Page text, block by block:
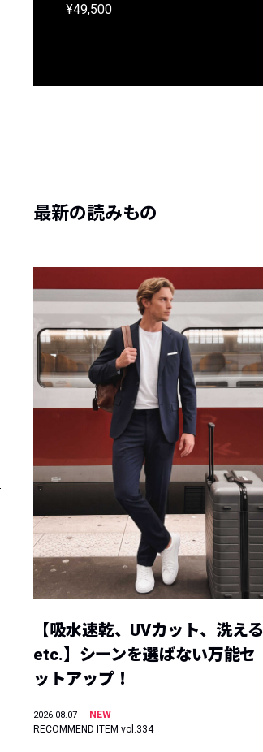
¥49,500
最新の読みもの
【吸水速乾、UVカット、洗える
etc.】シーンを選ばない万能セ
ットアップ！
2026.08.07
NEW
RECOMMEND ITEM vol.334